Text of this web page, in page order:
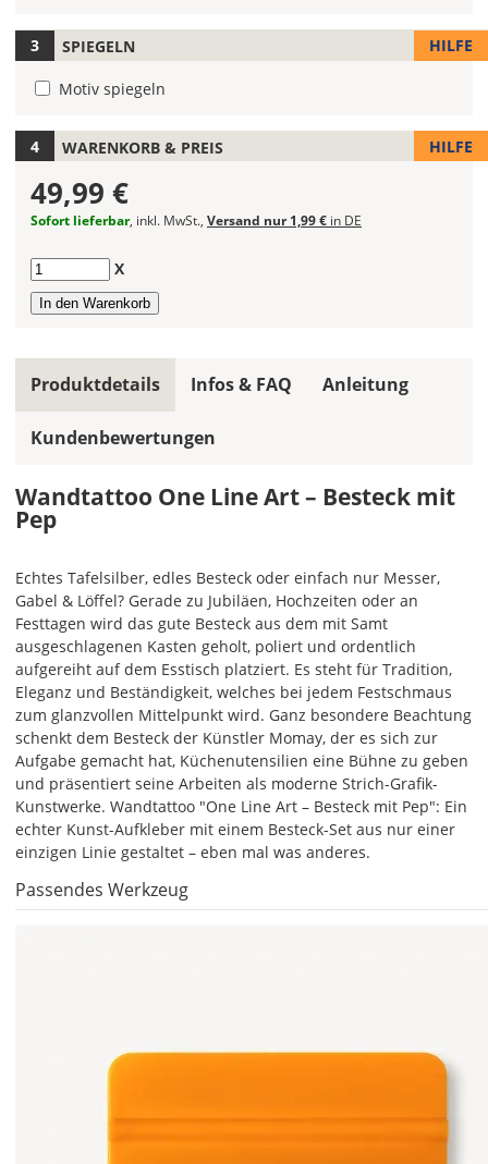
Bei
mehrfarbigen
kannst
die
Farben
frei
kombinieren.
Wählst
Du
allen
Farbe,
wird
ein
Wandtattoo
einfarbig.
einem
Klick
auf
das
Farbvorschau-
Bild,
öffnet
sich
die
Farbvorschau
entsprechend
Deiner
Farbauswahl.
Hier
kannst
voreingestellte
SPIEGELN HILFE
Motiv spiegeln
WARENKORB & PREIS HILFE
49,99 €
Sofort lieferbar, inkl. MwSt., Versand nur 1,99 € in DE
Anzahl X
Produktdetails
Wandtattoo One Line Art – Besteck mit
Pep
Passendes Werkzeug
Echtes Tafelsilber, edles Besteck oder einfach nur Messer,
Gabel & Löffel? Gerade zu Jubiläen, Hochzeiten oder an
Festtagen wird das gute Besteck aus dem mit Samt
ausgeschlagenen Kasten geholt, poliert und ordentlich
aufgereiht auf dem Esstisch platziert. Es steht für Tradition,
Eleganz und Beständigkeit, welches bei jedem Festschmaus
zum glanzvollen Mittelpunkt wird. Ganz besondere Beachtung
schenkt dem Besteck der Künstler Momay, der es sich zur
Aufgabe gemacht hat, Küchenutensilien eine Bühne zu geben
und präsentiert seine Arbeiten als moderne Strich-Grafik-
Kunstwerke. Wandtattoo "One Line Art – Besteck mit Pep": Ein
echter Kunst-Aufkleber mit einem Besteck-Set aus nur einer
einzigen Linie gestaltet – eben mal was anderes.
Infos & FAQ Anleitung
Kundenbewertungen